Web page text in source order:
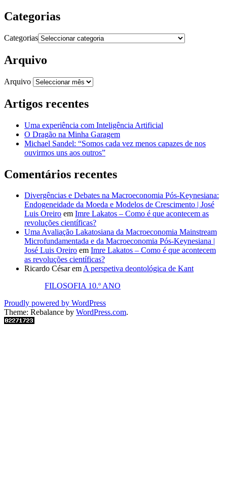
Categorias
Categorias
Arquivo
Arquivo
Artigos recentes
Uma experiência com Inteligência Artificial
O Dragão na Minha Garagem
Michael Sandel: “Somos cada vez menos capazes de nos
ouvirmos uns aos outros”
Comentários recentes
Divergências e Debates na Macroeconomia Pós-Keynesiana:
Endogeneidade da Moeda e Modelos de Crescimento | José
Luis Oreiro em Imre Lakatos – Como é que acontecem as
revoluções científicas?
Uma Avaliação Lakatosiana da Macroeconomia Mainstream
Microfundamentada e da Macroeconomia Pós-Keynesiana |
José Luis Oreiro em Imre Lakatos – Como é que acontecem
as revoluções científicas?
Ricardo CésaremA perspetiva deontológica de Kant
FILOSOFIA 10.º ANO
Proudly powered by WordPress
Theme: Rebalance by WordPress.com.